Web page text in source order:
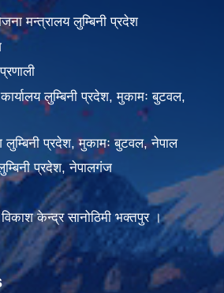
मन्त्रालय लुम्बिनी प्रदेश
लुम्बिनी प्रदेश, मुकामः बुटवल,
प्रदेश, मुकामः बुटवल, नेपाल
प्रदेश, नेपालगंज
विकाश केन्द्र सानोठिमी भक्तपुर ।